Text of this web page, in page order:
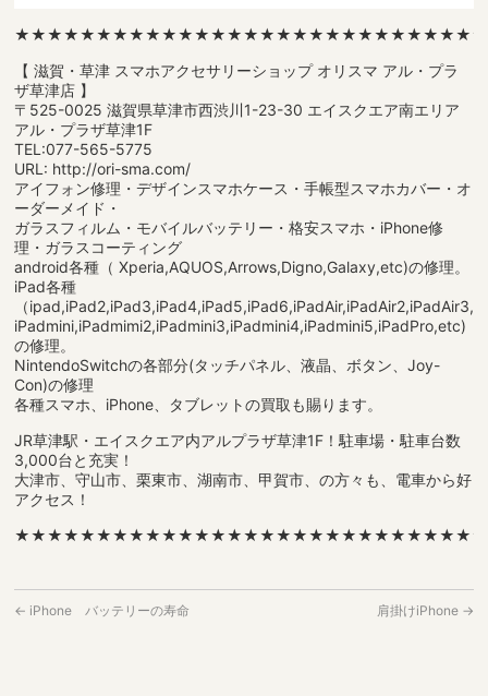
【 滋賀・草津 スマホアクセサリーショップ オリスマ アル・プラ
ザ草津店 】
〒525-0025 滋賀県草津市西渋川1-23-30 エイスクエア南エリア
アル・プラザ草津1F
TEL:077-565-5775
URL: http://ori-sma.com/
アイフォン修理・デザインスマホケース・手帳型スマホカバー・オ
ーダーメイド・
ガラスフィルム・モバイルバッテリー・格安スマホ・iPhone修
理・ガラスコーティング
android各種（ Xperia,AQUOS,Arrows,Digno,Galaxy,etc)の修理。
iPad各種
（ipad,iPad2,iPad3,iPad4,iPad5,iPad6,iPadAir,iPadAir2,iPadAir3,
iPadmini,iPadmimi2,iPadmini3,iPadmini4,iPadmini5,iPadPro,etc)
の修理。
NintendoSwitchの各部分(タッチパネル、液晶、ボタン、Joy-
Con)の修理
各種スマホ、iPhone、タブレットの買取も賜ります。
JR草津駅・エイスクエア内アルプラザ草津1F！駐車場・駐車台数
3,000台と充実！
大津市、守山市、栗東市、湖南市、甲賀市、の方々も、電車から好
アクセス！
← iPhone バッテリーの寿命 肩掛けiPhone →